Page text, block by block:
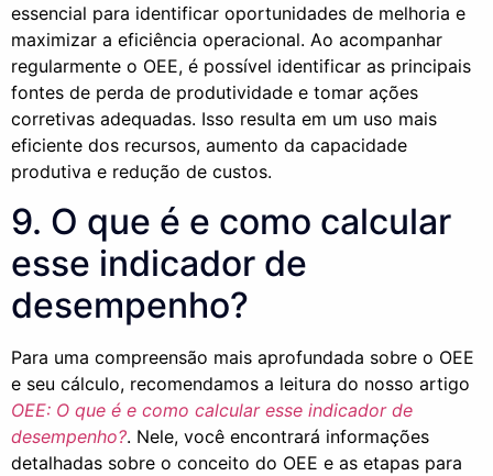
essencial para identificar oportunidades de melhoria e
maximizar a eficiência operacional. Ao acompanhar
regularmente o OEE, é possível identificar as principais
fontes de perda de produtividade e tomar ações
corretivas adequadas. Isso resulta em um uso mais
eficiente dos recursos, aumento da capacidade
produtiva e redução de custos.
9. O que é e como calcular
esse indicador de
desempenho?
Para uma compreensão mais aprofundada sobre o OEE
e seu cálculo, recomendamos a leitura do nosso artigo
OEE: O que é e como calcular esse indicador de
desempenho?. Nele, você encontrará informações
detalhadas sobre o conceito do OEE e as etapas para